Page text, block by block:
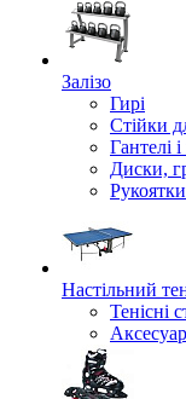
Залізо
Гирі
Стійки
Гантелі
Диски,
Настільний
Тенісні